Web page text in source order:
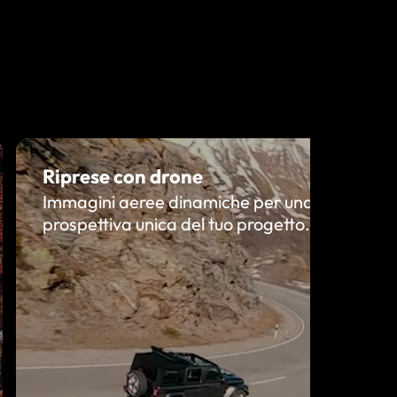
Riprese con drone
Immagini aeree dinamiche per una
prospettiva unica del tuo progetto.